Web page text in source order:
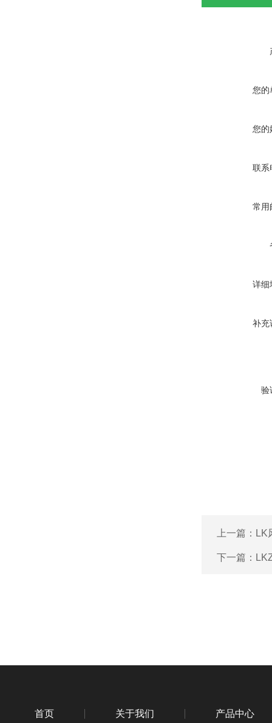
您的
您的
联系
常用
详细
补充
验
上一篇： LK
下一篇：
首页 关于我们 产品中心